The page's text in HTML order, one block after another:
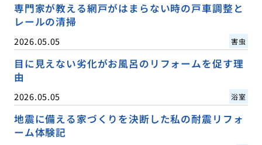
専門家が教える網戸がはまらない時の戸車調整と
レールの清掃
2026.05.05 害虫
目に見えない劣化がお風呂のリフォームを促す理
由
2026.05.05 浴室
地震に備える家づくりを決断した私の耐震リフォ
ーム体験記